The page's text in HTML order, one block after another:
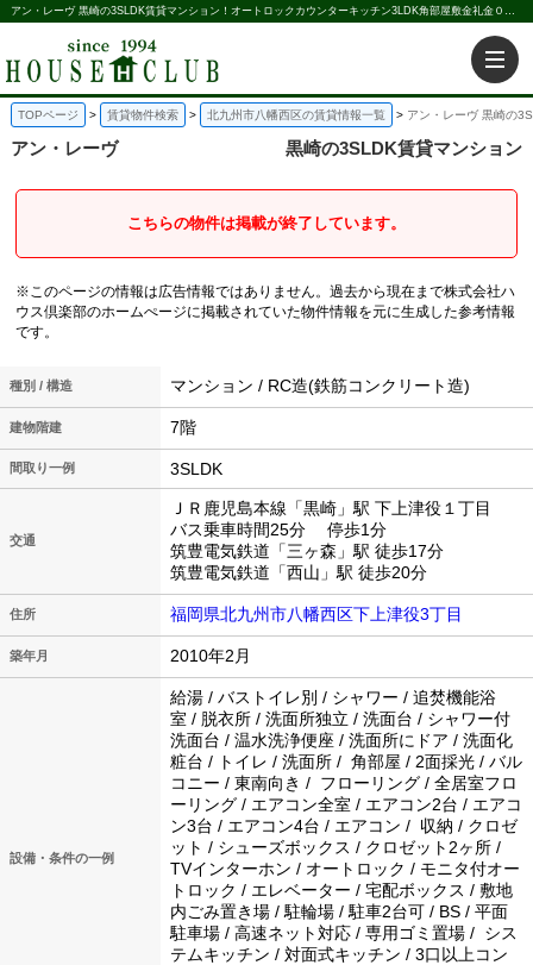
アン・レーヴ 黒崎の3SLDK賃貸マンション！オートロックカウンターキッチン3LDK角部屋敷金礼金０円｜株式会社ハウス倶楽部
TOPページ 賃貸物件検索 北九州市八幡西区の賃貸情報一覧 アン・レーヴ 黒崎の
アン・レーヴ 黒崎の3SLDK賃貸マンション
こちらの物件は掲載が終了しています。
※このページの情報は広告情報ではありません。過去から現在まで株式会社ハ
ウス倶楽部のホームぺージに掲載されていた物件情報を元に生成した参考情報
です。
種別 / 構造 マンション / RC造(鉄筋コンクリート造)
建物階建 7階
間取り一例 3SLDK
交通
ＪＲ鹿児島本線「黒崎」駅 下上津役１丁目
バス乗車時間25分 停歩1分
筑豊電気鉄道「三ヶ森」駅 徒歩17分
筑豊電気鉄道「西山」駅 徒歩20分
住所 福岡県北九州市八幡西区下上津役3丁目
築年月 2010年2月
設備・条件の一例
給湯 / バストイレ別 / シャワー / 追焚機能浴
室 / 脱衣所 / 洗面所独立 / 洗面台 / シャワー付
洗面台 / 温水洗浄便座 / 洗面所にドア / 洗面化
粧台 / トイレ / 洗面所 / 角部屋 / 2面採光 / バル
コニー / 東南向き / フローリング / 全居室フロ
ーリング / エアコン全室 / エアコン2台 / エアコ
ン3台 / エアコン4台 / エアコン / 収納 / クロゼ
ット / シューズボックス / クロゼット2ヶ所 /
TVインターホン / オートロック / モニタ付オー
トロック / エレベーター / 宅配ボックス / 敷地
内ごみ置き場 / 駐輪場 / 駐車2台可 / BS / 平面
駐車場 / 高速ネット対応 / 専用ゴミ置場 / シス
テムキッチン / 対面式キッチン / 3口以上コン